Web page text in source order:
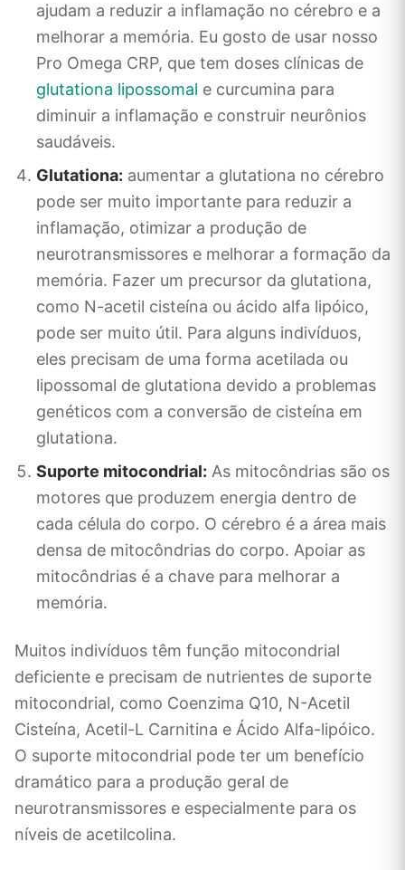
ajudam a reduzir a inflamação no cérebro e a
melhorar a memória. Eu gosto de usar nosso
Pro Omega CRP, que tem doses clínicas de
glutationa lipossomal e curcumina para
diminuir a inflamação e construir neurônios
saudáveis.
Glutationa: aumentar a glutationa no cérebro
pode ser muito importante para reduzir a
inflamação, otimizar a produção de
neurotransmissores e melhorar a formação da
memória. Fazer um precursor da glutationa,
como N-acetil cisteína ou ácido alfa lipóico,
pode ser muito útil. Para alguns indivíduos,
eles precisam de uma forma acetilada ou
lipossomal de glutationa devido a problemas
genéticos com a conversão de cisteína em
glutationa.
Suporte mitocondrial: As mitocôndrias são os
motores que produzem energia dentro de
cada célula do corpo. O cérebro é a área mais
densa de mitocôndrias do corpo. Apoiar as
mitocôndrias é a chave para melhorar a
memória.
Muitos indivíduos têm função mitocondrial
deficiente e precisam de nutrientes de suporte
mitocondrial, como Coenzima Q10, N-Acetil
Cisteína, Acetil-L Carnitina e Ácido Alfa-lipóico.
O suporte mitocondrial pode ter um benefício
dramático para a produção geral de
neurotransmissores e especialmente para os
níveis de acetilcolina.